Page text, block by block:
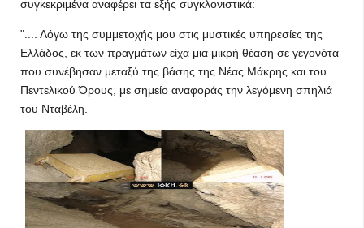
συγκεκριμένα αναφέρει τα εξής συγκλονιστικά:
".... Λόγω της συμμετοχής μου στις μυστικές υπηρεσίες της
Ελλάδος, εκ των πραγμάτων είχα μια μικρή θέαση σε γεγονότα
που συνέβησαν μεταξύ της βάσης της Νέας Μάκρης και του
Πεντελικού Όρους, με σημείο αναφοράς την λεγόμενη σπηλιά
του Νταβέλη.